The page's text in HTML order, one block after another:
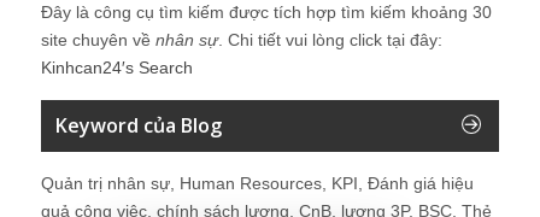
Đây là công cụ tìm kiếm được tích hợp tìm kiếm khoảng 30
site chuyên về nhân sự. Chi tiết vui lòng click tại đây:
Kinhcan24′s Search
Keyword của Blog
Quản trị nhân sự, Human Resources, KPI, Đánh giá hiệu
quả công việc, chính sách lương, CnB, lương 3P, BSC, Thẻ